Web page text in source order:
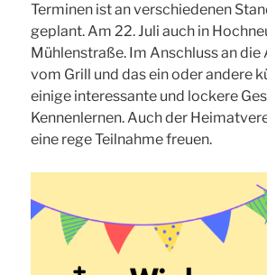
Terminen ist an verschiedenen
geplant. Am 22. Juli auch in
Mühlenstraße. Im Anschluss an
vom Grill und das ein oder andere
einige interessante und lockere
Kennenlernen. Auch der
eine rege Teilnahme freuen.